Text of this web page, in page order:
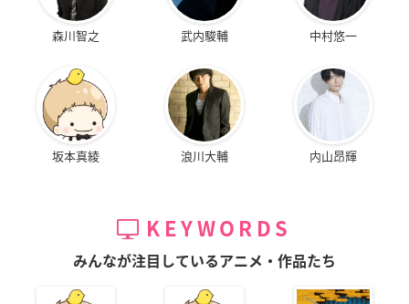
森川智之 武内駿輔 中村悠一
坂本真綾 浪川大輔 内山昂輝
KEYWORDS
みんなが注目しているアニメ・作品たち